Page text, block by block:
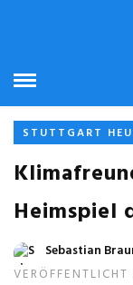
STUTTGART
Heimspiel
Sebastian